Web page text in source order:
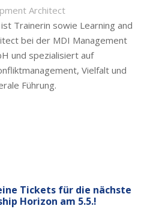
Architect
Trainerin sowie Learning and
bei der MDI Management
und spezialisiert auf
Vielfalt und
Führung.
Tickets für die nächste
Horizon am 5.5.!